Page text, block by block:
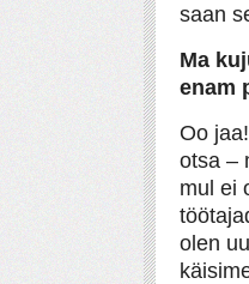
saan
Ma
enam
Oo
otsa –
mul ei
olen